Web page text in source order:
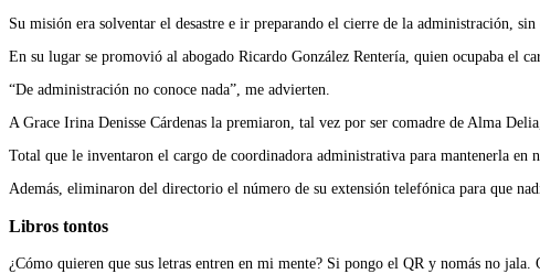
Su misión era solventar el desastre e ir preparando el cierre de la administración,
En su lugar se promovió al abogado Ricardo González Rentería, quien ocupaba el
“De administración no conoce nada”, me advierten.
A Grace Irina Denisse Cárdenas la premiaron, tal vez por ser comadre de Alma
Total que le inventaron el cargo de coordinadora administrativa para mantenerla en
Además, eliminaron del directorio el número de su extensión telefónica para que
Libros tontos
¿Cómo quieren que sus letras entren en mi mente? Si pongo el QR y nomás no